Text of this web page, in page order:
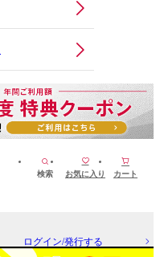
検索 お気に入り カート
ログイン/発行する